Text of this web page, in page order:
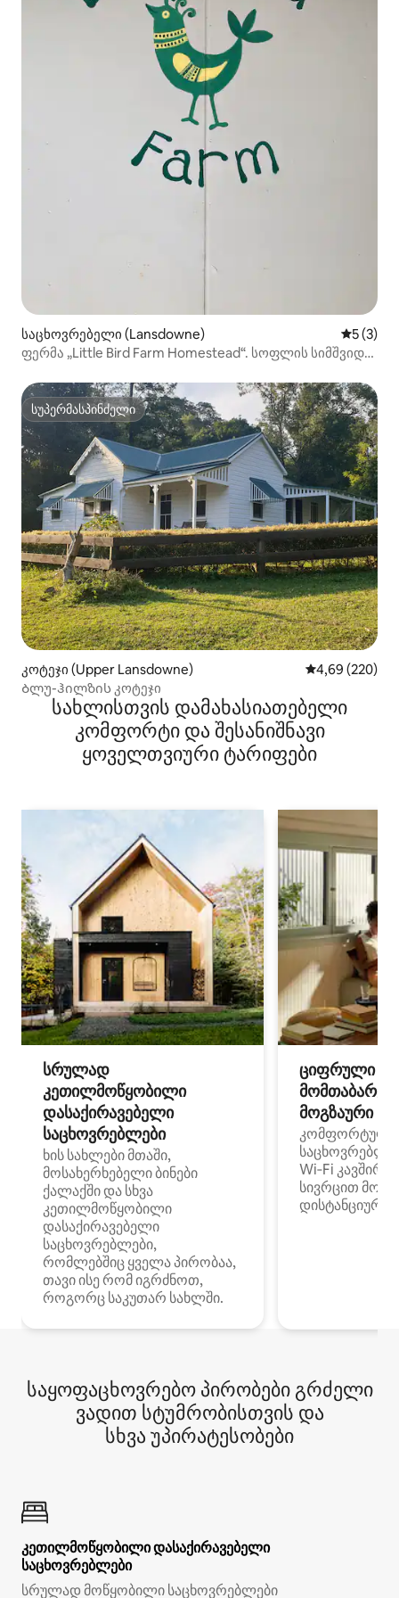
საცხოვრებელი (Lansdowne)
5 (3)
ფერმა „Little Bird Farm Homestead“. სოფლის სიმშვიდე
სუპერმასპინძელი
სუპერმასპინძელი
კოტეჯი (Upper Lansdowne) საშუალო
4,69 (220)
Ბლუ-ჰილზის კოტეჯი
სახლისთვის დამახასიათებელი
კომფორტი და შესანიშნავი
ყოველთვიური ტარიფები
სრულად
კეთილმოწყობილი
დასაქირავებელი
საცხოვრებლები
ხის სახლები მთაში,
მოსახერხებელი ბინები
ქალაქში და სხვა
კეთილმოწყობილი
დასაქირავებელი
საცხოვრებლები,
რომლებშიც ყველა პირობაა,
თავი ისე რომ იგრძნოთ,
როგორც საკუთარ სახლში.
ციფრული
მოგზაური
კომფორტული
Wi‑Fi
სივრცით
დისტანციური
საყოფაცხოვრებო პირობები გრძელი
ვადით სტუმრობისთვის და
სხვა უპირატესობები
კეთილმოწყობილი დასაქირავებელი
საცხოვრებლები
სრულად მოწყობილი საცხოვრებლები